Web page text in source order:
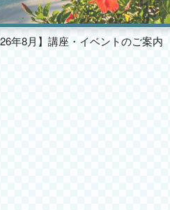
年8月】講座・イベントのご案内